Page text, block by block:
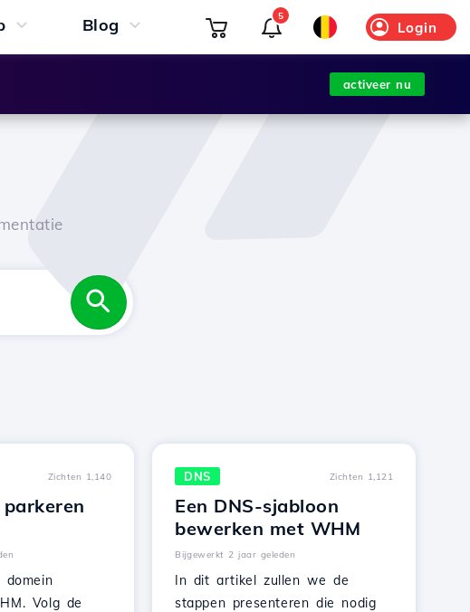
Blog Login
5
activeer nu
Zichten 1,140
Volg de
DNS Zichten 1,121
Een DNS-sjabloon
bewerken met WHM
Bijgewerkt 2 jaar geleden
In dit artikel zullen we de
stappen presenteren die nodig